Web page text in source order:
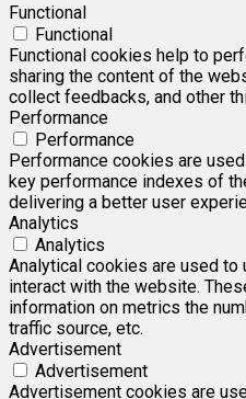
Functional
Functional
Functional cookies help to
sharing the content of the
collect feedbacks, and other
Performance
Performance
Performance cookies are
key performance indexes of
delivering a better user
Analytics
Analytics
Analytical cookies are used to
interact with the website.
information on metrics the
traffic source, etc.
Advertisement
Advertisement
Advertisement cookies are